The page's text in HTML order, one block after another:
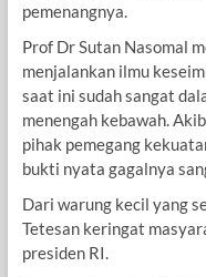
pemenangnya.
Prof Dr Sutan Nasomal
menjalankan ilmu
saat ini sudah sangat
menengah kebawah.
pihak pemegang
bukti nyata gagalnya
Dari warung kecil yang
Tetesan keringat
presiden RI.